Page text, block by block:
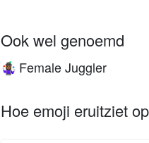
Ook wel genoemd
🤹🏾‍♀️ Female Juggler
Hoe emoji eruitziet